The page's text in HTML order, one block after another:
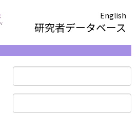
English
研究者データベース